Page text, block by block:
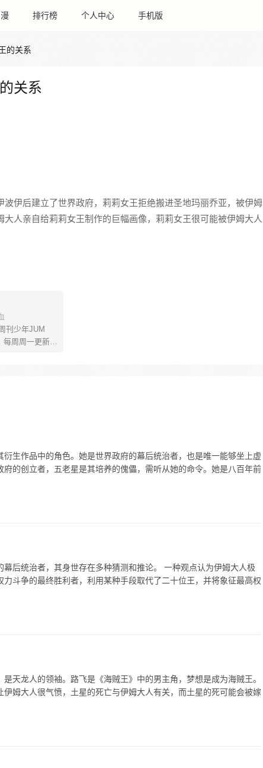
排行榜 个人中心 手机版
的关系
关系
伊后建立了世界政府，莉莉女王拒绝搬进圣地玛丽乔亚，被伊姆
人亲自给莉莉女王制作的巨幅画像，莉莉女王很可能被伊姆大人
刊少年JUM
周周一更新。
后，路飞为实
斯的约定而出
生作品中的角色。她是世界政府的幕后统治者，也是唯一能够坐上虚
的创立者，五老星是其培养的傀儡，需听从她的命令。她是八百年前
后统治者，其身世存在多种猜测和推论。 一种观点认为伊姆大人极
斗争的最终胜利者，利用某种手段取代了二十位王，并将象征最高权
天龙人的领袖。路飞是《海贼王》中的男主角，梦想是成为海贼王。
姆大人很气愤，土星的死亡与伊姆大人有关，而土星的死可能会被嫁